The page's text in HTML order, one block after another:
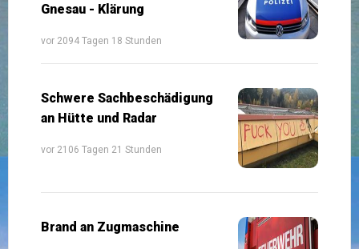
Gnesau - Klärung
vor 2094 Tagen 18 Stunden
Schwere Sachbeschädigung
an Hütte und Radar
vor 2106 Tagen 21 Stunden
Brand an Zugmaschine